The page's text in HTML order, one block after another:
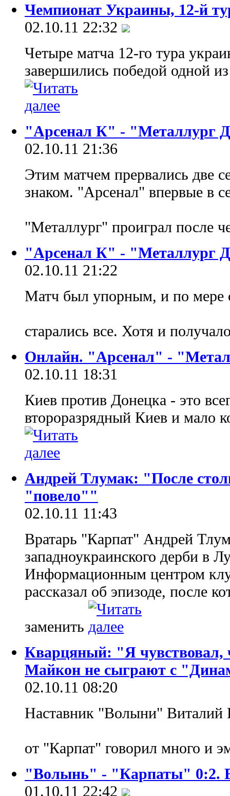
Чемпионат Украины, 12-й
02.10.11 22:32
Четыре матча 12-го тура
завершились победой одной
"Арсенал К" - "Металлург
02.10.11 21:36
Этим матчем прервались две
знаком. "Арсенал" впервые в
"Металлург" проиграл после
"Арсенал К" - "Металлург
02.10.11 21:22
Матч был упорным, и по мере
старались все. Хотя и
Онлайн. "Арсенал" -
02.10.11 18:31
Киев против Донецка - это
второразрядный Киев и мало
Андрей Тлумак: "После
"повело""
02.10.11 11:43
Вратарь "Карпат" Андрей
западноукраинского дерби в
Информационным центром
рассказал об эпизоде, после
заменить
Кварцяный: "Я
Майкон не сыграют с
02.10.11 08:20
Наставник "Волыни" Виталий
от "Карпат" говорил много и
"Волынь" - "Карпаты" 0:2.
01.10.11 22:42